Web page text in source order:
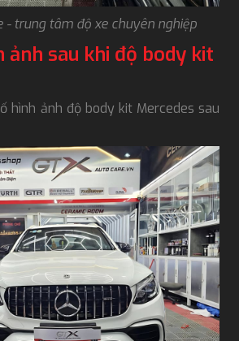
- trung tâm độ xe chuyên nghiệp
ảnh sau khi độ body kit
hình ảnh độ body kit Mercedes sau